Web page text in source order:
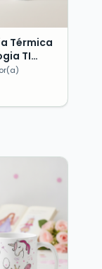
Térmica
TI